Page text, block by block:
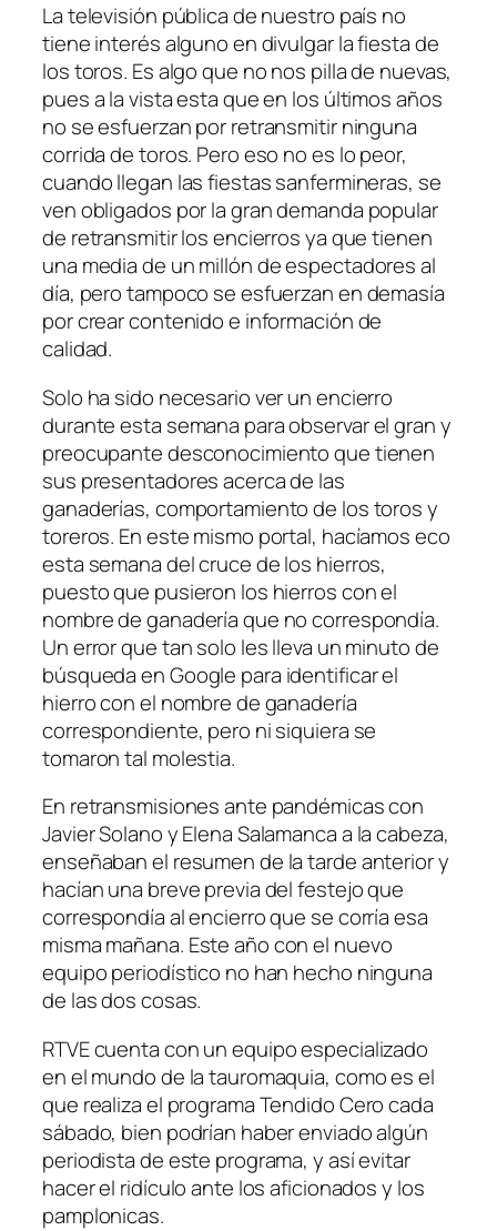
La televisión pública de nuestro país no
tiene interés alguno en divulgar la fiesta de
los toros. Es algo que no nos pilla de nuevas,
pues a la vista esta que en los últimos años
no se esfuerzan por retransmitir ninguna
corrida de toros. Pero eso no es lo peor,
cuando llegan las fiestas sanfermineras, se
ven obligados por la gran demanda popular
de retransmitir los encierros ya que tienen
una media de un millón de espectadores al
día, pero tampoco se esfuerzan en demasía
por crear contenido e información de
calidad.
Solo ha sido necesario ver un encierro
durante esta semana para observar el gran y
preocupante desconocimiento que tienen
sus presentadores acerca de las
ganaderías, comportamiento de los toros y
toreros. En este mismo portal, hacíamos eco
esta semana del cruce de los hierros,
puesto que pusieron los hierros con el
nombre de ganadería que no correspondía.
Un error que tan solo les lleva un minuto de
búsqueda en Google para identificar el
hierro con el nombre de ganadería
correspondiente, pero ni siquiera se
tomaron tal molestia.
En retransmisiones ante pandémicas con
Javier Solano y Elena Salamanca a la cabeza,
enseñaban el resumen de la tarde anterior y
hacían una breve previa del festejo que
correspondía al encierro que se corría esa
misma mañana. Este año con el nuevo
equipo periodístico no han hecho ninguna
de las dos cosas.
RTVE cuenta con un equipo especializado
en el mundo de la tauromaquia, como es el
que realiza el programa Tendido Cero cada
sábado, bien podrían haber enviado algún
periodista de este programa, y así evitar
hacer el ridículo ante los aficionados y los
pamplonicas.